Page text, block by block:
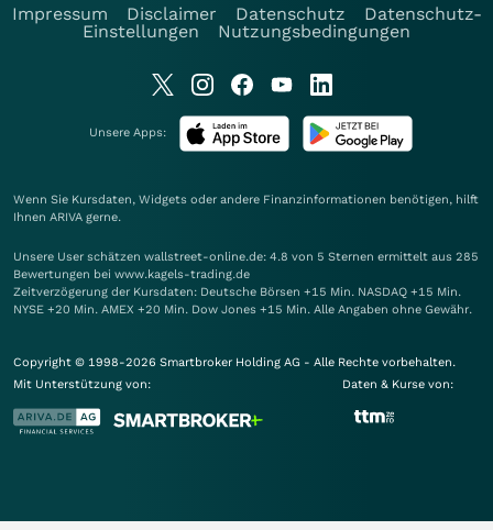
Impressum
Disclaimer Datenschutz
Datenschutz-
Einstellungen
Nutzungsbedingungen
Unsere Apps:
Wenn Sie Kursdaten, Widgets oder andere Finanzinformationen benötigen, hilft
Ihnen ARIVA gerne.
Unsere User schätzen wallstreet-online.de: 4.8 von 5 Sternen ermittelt aus 285
Bewertungen bei www.kagels-trading.de
Zeitverzögerung der Kursdaten: Deutsche Börsen +15 Min. NASDAQ +15 Min.
NYSE +20 Min. AMEX +20 Min. Dow Jones +15 Min. Alle Angaben ohne Gewähr.
Copyright © 1998-2026 Smartbroker Holding AG - Alle Rechte vorbehalten.
Mit Unterstützung von:
Daten & Kurse von: